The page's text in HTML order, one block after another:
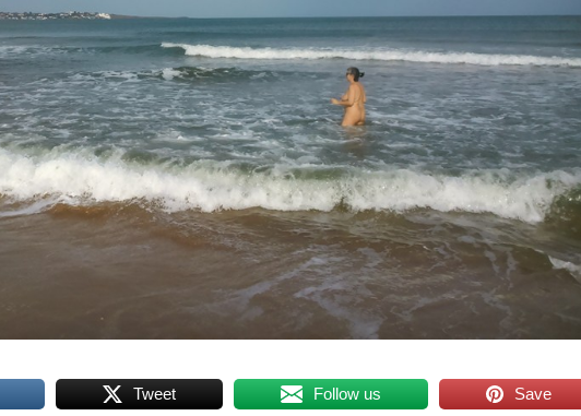
Tweet Follow us Save